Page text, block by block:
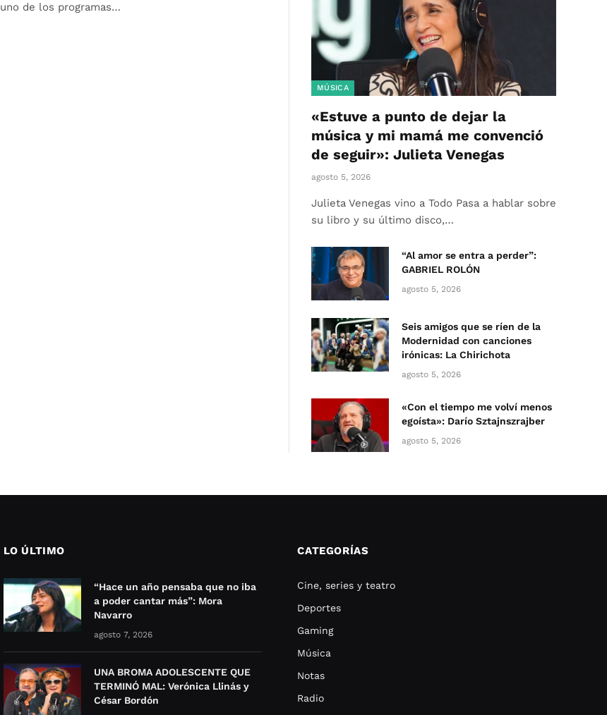
uno de los programas…
MÚSICA
«Estuve a punto de dejar la
música y mi mamá me convenció
de seguir»: Julieta Venegas
agosto 5, 2026
Julieta Venegas vino a Todo Pasa a hablar sobre
su libro y su último disco,…
“Al amor se entra a perder”:
GABRIEL ROLÓN
agosto 5, 2026
Seis amigos que se ríen de la
Modernidad con canciones
irónicas: La Chirichota
agosto 5, 2026
«Con el tiempo me volví menos
egoísta»: Darío Sztajnszrajber
agosto 5, 2026
LO ÚLTIMO
“Hace un año pensaba que no iba
a poder cantar más”: Mora
Navarro
agosto 7, 2026
UNA BROMA ADOLESCENTE QUE
TERMINÓ MAL: Verónica Llinás y
César Bordón
CATEGORÍAS
Cine, series y teatro
Deportes
Gaming
Música
Notas
Radio